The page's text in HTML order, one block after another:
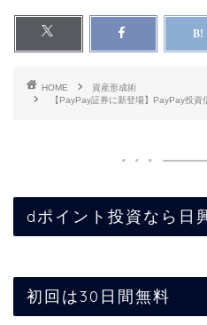
HOME
資産形成術
【PayPay証券に新登場】PayPay投
dポイント投資なら日
初回は30日間無料